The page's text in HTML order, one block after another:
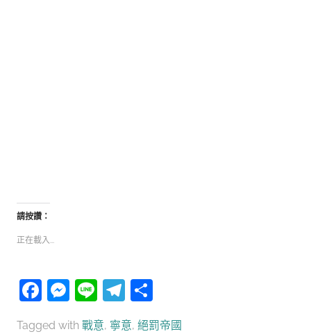
請按讚：
正在載入...
Facebook
Messenger
LineTelegram
Tagged with 戰意, 寧意, 絕罰帝國